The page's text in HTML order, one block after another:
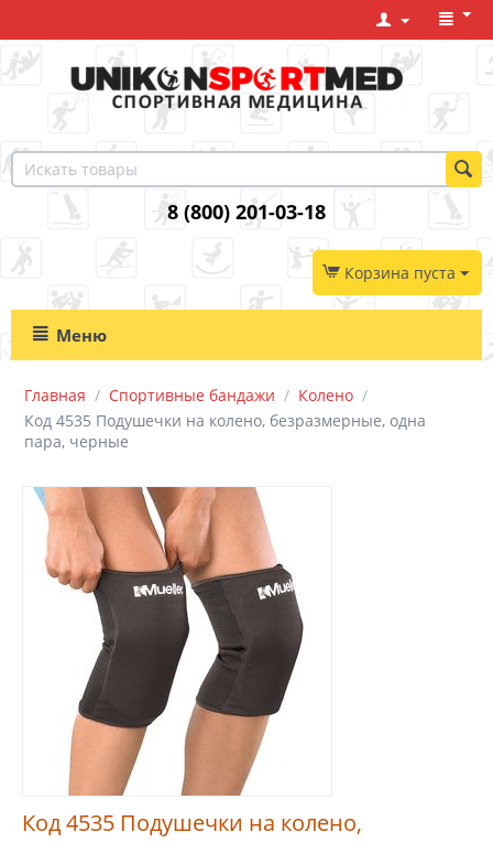
8 (800) 201-03-18
Корзина пуста
Меню
Главная / Спортивные бандажи / Колено /
Код 4535 Подушечки на колено, безразмерные, одна
пара, черные
Код 4535 Подушечки на колено,